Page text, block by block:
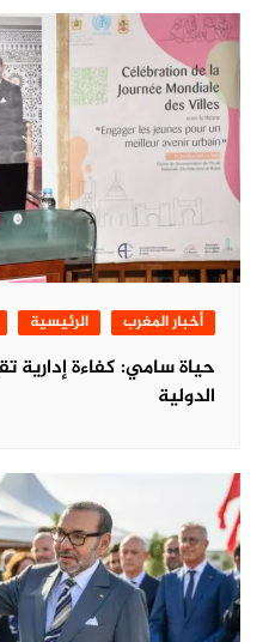
أخبار المغرب الرئيسية
حياة سامي: كفاءة إدارية
الدولية